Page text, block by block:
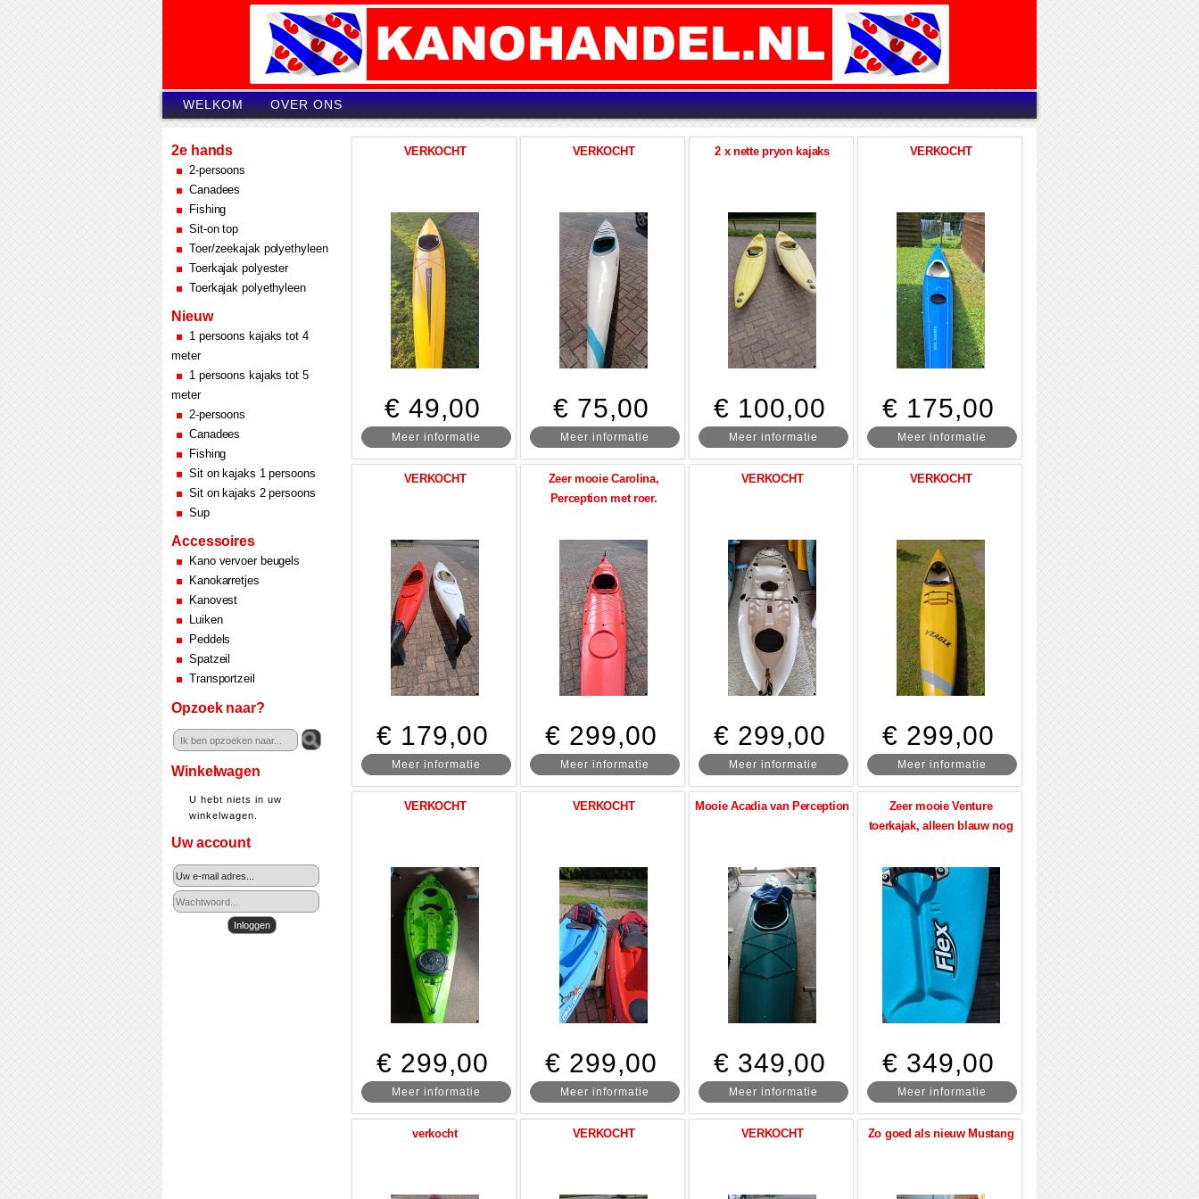
WELKOM OVER ONS
2e hands
2-persoons
Canadees
Fishing
Sit-on top
Toer/zeekajak polyethyleen
Toerkajak polyester
Toerkajak polyethyleen
Nieuw
1 persoons kajaks tot 4
meter
1 persoons kajaks tot 5
meter
2-persoons
Canadees
Fishing
Sit on kajaks 1 persoons
Sit on kajaks 2 persoons
Sup
Accessoires
Kano vervoer beugels
Kanokarretjes
Kanovest
Luiken
Peddels
Spatzeil
Transportzeil
Opzoek naar?
Winkelwagen
U hebt niets in uw
winkelwagen.
Uw account
VERKOCHT
€ 49,00
Meer informatie
VERKOCHT
€ 75,00
Meer informatie
2 x nette pryon kajaks
€ 100,00
Meer informatie
VERKOCHT
€ 175,00
Meer informatie
VERKOCHT
€ 179,00
Meer informatie
Zeer mooie Carolina,
Perception met roer.
€ 299,00
Meer informatie
VERKOCHT
€ 299,00
Meer informatie
VERKOCHT
€ 299,00
Meer informatie
VERKOCHT
€ 299,00
Meer informatie
VERKOCHT
€ 299,00
Meer informatie
Mooie Acadia van Perception
€ 349,00
Meer informatie
Zeer mooie Venture
toerkajak, alleen blauw nog
€ 349,00
Meer informatie
verkocht VERKOCHT VERKOCHT Zo goed als nieuw Mustang